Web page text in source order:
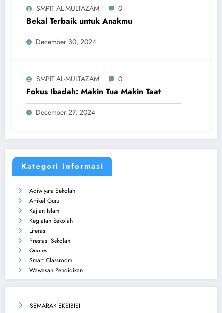
Kategori Informasi
Adiwiyata Sekolah
Artikel Guru
Kajian Islam
Kegiatan Sekolah
Literasi
Prestasi Sekolah
Quotes
Smart Classroom
Wawasan Pendidikan
SMPIT AL-MULTAZAM 0
Bekal Terbaik untuk Anakmu
December 30, 2024
SMPIT AL-MULTAZAM 0
Fokus Ibadah: Makin Tua Makin Taat
December 27, 2024
SEMARAK EKSIBISI